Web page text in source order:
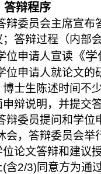
答辩程序
辩委员会主席宣布
； 答辩过程（内部
位申请人宣读 《
位申请人就论文的
博士生陈述时间不
申辩说明，并提交
辩委员提问和学位
会，答辩委员会举
位论文答辩和建议
(含2/3)同意方为通